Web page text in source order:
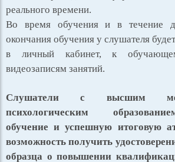
реального времени.
Во время обучения и в течение
окончания обучения у слушателя
в личный кабинет, к
видеозаписям занятий.
Слушатели с высшим
психологическим
обучение и успешную итоговую
возможность получить
образца о повышении